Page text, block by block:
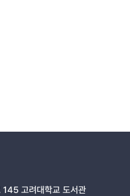
고려대학교 도서관